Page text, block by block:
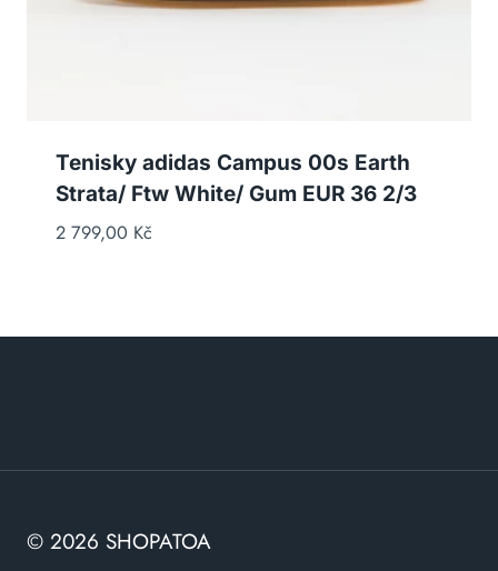
Tenisky adidas Campus 00s Earth
Strata/ Ftw White/ Gum EUR 36 2/3
2 799,00 Kč
© 2026 SHOPATOA